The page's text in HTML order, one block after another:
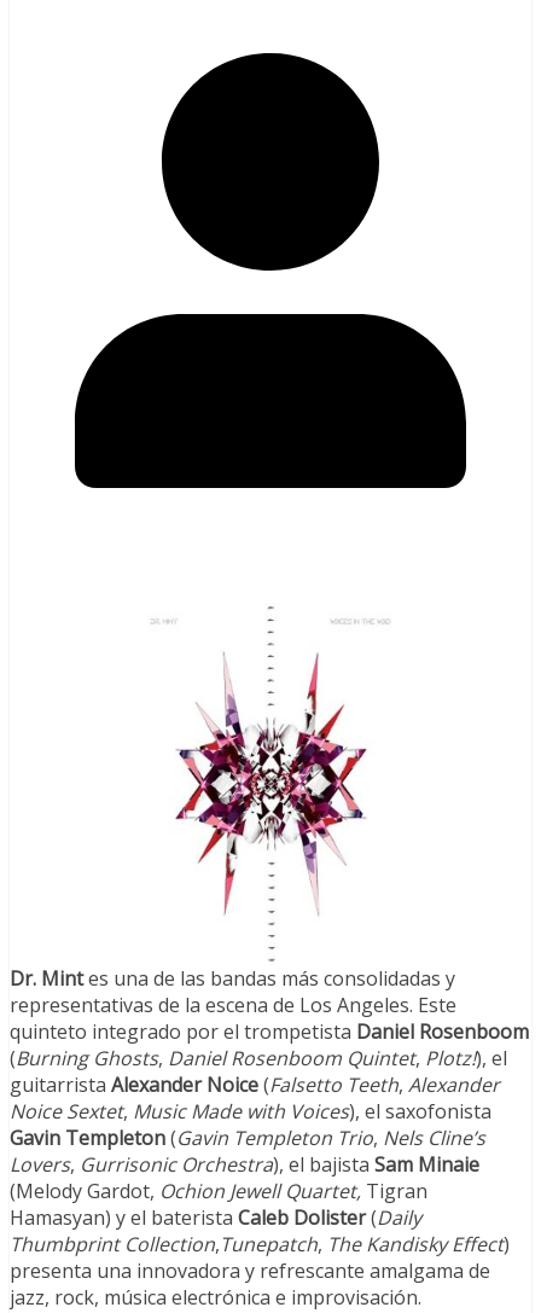
Dr. Mintes una de las bandas más consolidadas y
representativas de la escena de Los Angeles. Este
quinteto integrado por el trompetista Daniel Rosenboom
(Burning Ghosts, Daniel Rosenboom Quintet, Plotz!), el
guitarrista Alexander Noice(Falsetto Teeth, Alexander
Noice Sextet, Music Made with Voices), el saxofonista
Gavin Templeton(Gavin Templeton Trio, Nels Cline’s
Lovers, Gurrisonic Orchestra), el bajista Sam Minaie
(Melody Gardot, Ochion Jewell Quartet, Tigran
Hamasyan) y el baterista Caleb Dolister(Daily
Thumbprint Collection,Tunepatch, The Kandisky Effect)
presenta una innovadora y refrescante amalgama de
jazz, rock, música electrónica e improvisación.